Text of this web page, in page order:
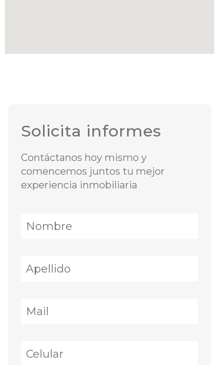
Solicita informes
Contáctanos hoy mismo y
comencemos juntos tu mejor
experiencia inmobiliaria